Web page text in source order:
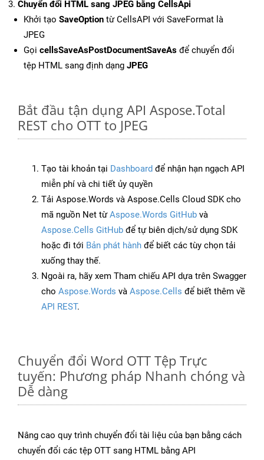
Chuyển đổi HTML sang JPEG bằng CellsApi
Khởi tạo SaveOption từ CellsAPI với SaveFormat là
JPEG
Gọi cellsSaveAsPostDocumentSaveAs để chuyển đổi
tệp HTML sang định dạng JPEG
Bắt đầu tận dụng API Aspose.Total
REST cho OTT to JPEG
Tạo tài khoản tại Dashboard để nhận hạn ngạch API
miễn phí và chi tiết ủy quyền
Tải Aspose.Words và Aspose.Cells Cloud SDK cho
mã nguồn Net từAspose.Words GitHub và
Aspose.Cells GitHub để tự biên dịch/sử dụng SDK
hoặc đi tới Bản phát hành để biết các tùy chọn tải
xuống thay thế.
Ngoài ra, hãy xem Tham chiếu API dựa trên Swagger
cho Aspose.Words và Aspose.Cells để biết thêm về
API REST.
Chuyển đổi Word OTT Tệp Trực
tuyến: Phương pháp Nhanh chóng và
Dễ dàng
Nâng cao quy trình chuyển đổi tài liệu của bạn bằng cách
chuyển đổi các tệp OTT sang HTML bằng API